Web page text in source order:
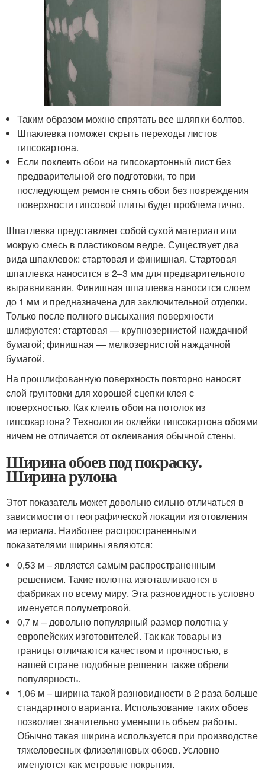
Таким образом можно спрятать все шляпки болтов.
Шпаклевка поможет скрыть переходы листов
гипсокартона.
Если поклеить обои на гипсокартонный лист без
предварительной его подготовки, то при
последующем ремонте снять обои без повреждения
поверхности гипсовой плиты будет проблематично.
Шпатлевка представляет собой сухой материал или
мокрую смесь в пластиковом ведре. Существует два
вида шпаклевок: стартовая и финишная. Стартовая
шпатлевка наносится в 2–3 мм для предварительного
выравнивания. Финишная шпатлевка наносится слоем
до 1 мм и предназначена для заключительной отделки.
Только после полного высыхания поверхности
шлифуются: стартовая — крупнозернистой наждачной
бумагой; финишная — мелкозернистой наждачной
бумагой.
На прошлифованную поверхность повторно наносят
слой грунтовки для хорошей сцепки клея с
поверхностью. Как клеить обои на потолок из
гипсокартона? Технология оклейки гипсокартона обоями
ничем не отличается от оклеивания обычной стены.
Ширина обоев под покраску.
Ширина рулона
Этот показатель может довольно сильно отличаться в
зависимости от географической локации изготовления
материала. Наиболее распространенными
показателями ширины являются:
0,53 м – является самым распространенным
решением. Такие полотна изготавливаются в
фабриках по всему миру. Эта разновидность условно
именуется полуметровой.
0,7 м – довольно популярный размер полотна у
европейских изготовителей. Так как товары из
границы отличаются качеством и прочностью, в
нашей стране подобные решения также обрели
популярность.
1,06 м – ширина такой разновидности в 2 раза больше
стандартного варианта. Использование таких обоев
позволяет значительно уменьшить объем работы.
Обычно такая ширина используется при производстве
тяжеловесных флизелиновых обоев. Условно
именуются как метровые покрытия.